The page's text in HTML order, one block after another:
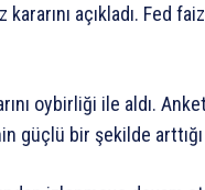
kararını açıkladı.
oybirliği ile aldı.
güçlü bir şekilde